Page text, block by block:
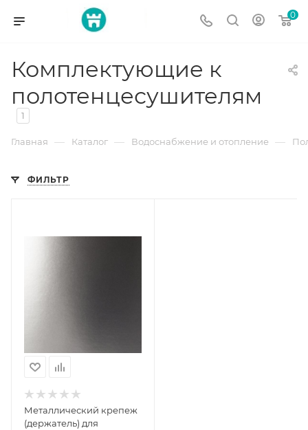
0
Комплектующие к
полотенцесушителям
1
Главная — Каталог — Водоснабжение и отопление —
ФИЛЬТР
Металлический крепеж
(держатель) для